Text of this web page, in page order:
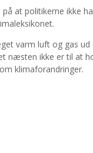
at politikerne ikke
varm luft og gas
næsten ikke er til at
klimaforandringer.